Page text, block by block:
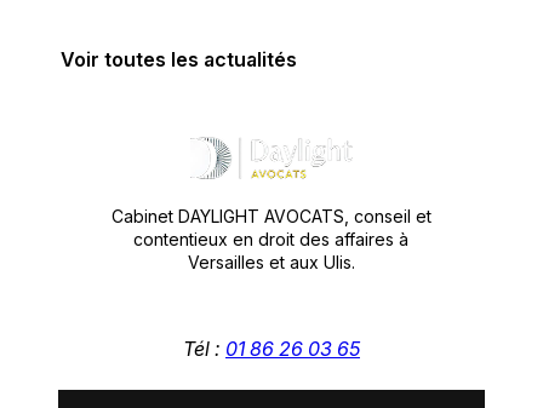
Voir toutes les actualités
Cabinet DAYLIGHT AVOCATS, conseil et
contentieux en droit des affaires à
Versailles et aux Ulis.
Tél : 01 86 26 03 65